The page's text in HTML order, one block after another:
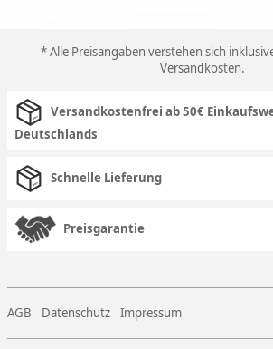
* Alle Preisangaben verstehen sich
Versandkosten.
Versandkostenfrei ab 50€
Deutschlands
Schnelle Lieferung
Preisgarantie
AGB Datenschutz Impressum